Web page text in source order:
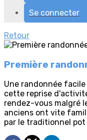
Se connecter
Retour
Première
Une randonnée
cette reprise
rendez-vous malgré
anciens ont vite
par le traditionnel pot